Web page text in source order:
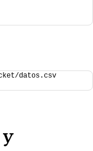
datos.csv
y